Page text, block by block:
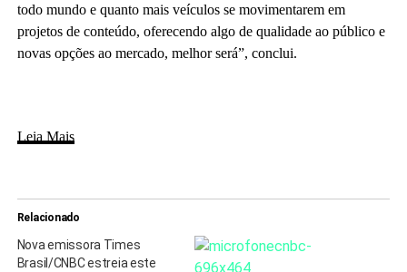
todo mundo e quanto mais veículos se movimentarem em
projetos de conteúdo, oferecendo algo de qualidade ao público e
novas opções ao mercado, melhor será”, conclui.
Leia Mais
Relacionado
Nova emissora Times
Brasil/CNBC estreia este